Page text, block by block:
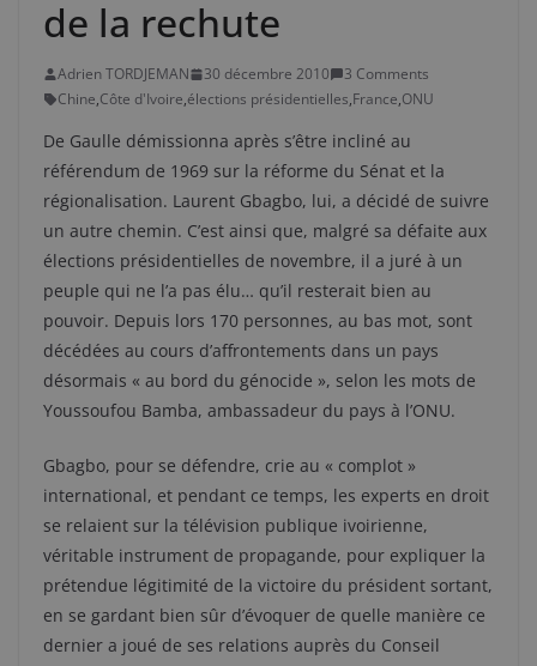
de la rechute
Adrien TORDJEMAN 30 décembre 2010
3 Comments
Chine,Côte d'Ivoire,élections présidentielles,France,ONU
De Gaulle démissionna après s’être incliné au
référendum de 1969 sur la réforme du Sénat et la
régionalisation. Laurent Gbagbo, lui, a décidé de suivre
un autre chemin. C’est ainsi que, malgré sa défaite aux
élections présidentielles de novembre, il a juré à un
peuple qui ne l’a pas élu… qu’il resterait bien au
pouvoir. Depuis lors 170 personnes, au bas mot, sont
décédées au cours d’affrontements dans un pays
désormais « au bord du génocide », selon les mots de
Youssoufou Bamba, ambassadeur du pays à l’ONU.
Gbagbo, pour se défendre, crie au « complot »
international, et pendant ce temps, les experts en droit
se relaient sur la télévision publique ivoirienne,
véritable instrument de propagande, pour expliquer la
prétendue légitimité de la victoire du président sortant,
en se gardant bien sûr d’évoquer de quelle manière ce
dernier a joué de ses relations auprès du Conseil